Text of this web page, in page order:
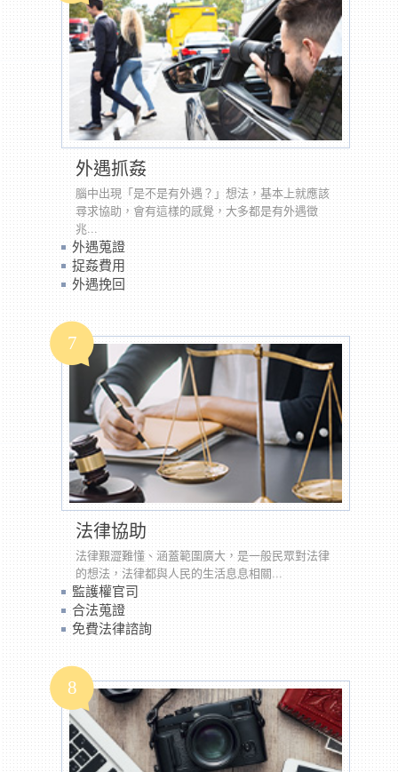
外遇抓姦
腦中出現「是不是有外遇？」想法，基本上就應該
尋求協助，會有這樣的感覺，大多都是有外遇徵
兆...
外遇蒐證
捉姦費用
外遇挽回
法律協助
法律艱澀難懂、涵蓋範圍廣大，是一般民眾對法律
的想法，法律都與人民的生活息息相關...
7
監護權官司
合法蒐證
免費法律諮詢
8